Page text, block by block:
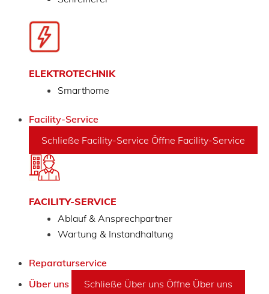
ELEKTROTECHNIK
Smarthome
Facility-Service
Schließe Facility-Service Öffne Facility-Service
FACILITY-SERVICE
Ablauf & Ansprechpartner
Wartung & Instandhaltung
Reparaturservice
Über uns
Schließe Über uns Öffne Über uns